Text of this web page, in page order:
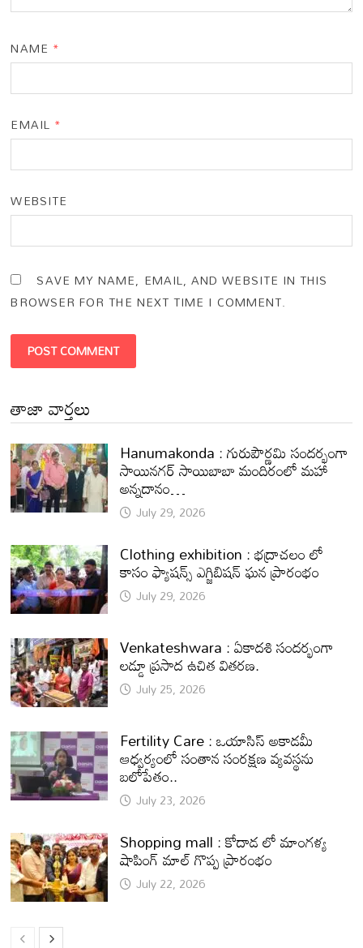
NAME *
EMAIL *
WEBSITE
SAVE MY NAME, EMAIL, AND WEBSITE IN THIS
BROWSER FOR THE NEXT TIME I COMMENT.
తాజా వార్తలు
Hanumakonda : గురుపౌర్ణమి సందర్భంగా
సాయినగర్‌ సాయిబాబా మందిరంలో మహా
అన్నదానం…
July 29, 2026
Clothing exhibition : భద్రాచలం లో
కాసం ఫ్యాషన్స్ ఎగ్జిబిషన్ ఘన ప్రారంభం
July 29, 2026
Venkateshwara : ఏకాదశి సందర్భంగా
లడ్డూ ప్రసాద ఉచిత వితరణ.
July 25, 2026
Fertility Care : ఒయాసిస్ అకాడమీ
ఆధ్వర్యంలో సంతాన సంరక్షణ వ్యవస్థను
బలోపేతం..
July 23, 2026
Shopping mall : కోదాడ లో మాంగళ్య
షాపింగ్ మాల్ గొప్ప ప్రారంభం
July 22, 2026